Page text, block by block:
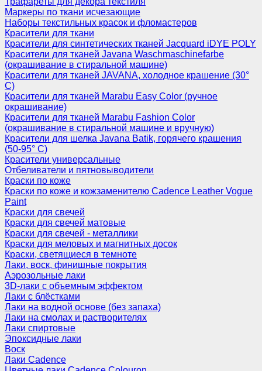
Маркеры по ткани исчезающие
Наборы текстильных красок и фломастеров
Красители для ткани
Красители для синтетических тканей Jacquard iDYE POLY
Красители для тканей Javana Waschmaschinefarbe
(окрашивание в стиральной машине)
Красители для тканей JAVANA, холодное крашение (30°
С)
Красители для тканей Marabu Easy Color (ручное
окрашивание)
Красители для тканей Marabu Fashion Color
(окрашивание в стиральной машине и вручную)
Красители для шелка Javana Batik, горячего крашения
(50-95° С)
Красители универсальные
Отбеливатели и пятновыводители
Краски по коже
Краски по коже и кожзаменителю Cadence Leather Vogue
Paint
Краски для свечей
Краски для свечей матовые
Краски для свечей - металлики
Краски для меловых и магнитных досок
Краски, светящиеся в темноте
Лаки, воск, финишные покрытия
Аэрозольные лаки
3D-лаки с объемным эффектом
Лаки с блёстками
Лаки на водной основе (без запаха)
Лаки на смолах и растворителях
Лаки спиртовые
Эпоксидные лаки
Воск
Лаки Cadence